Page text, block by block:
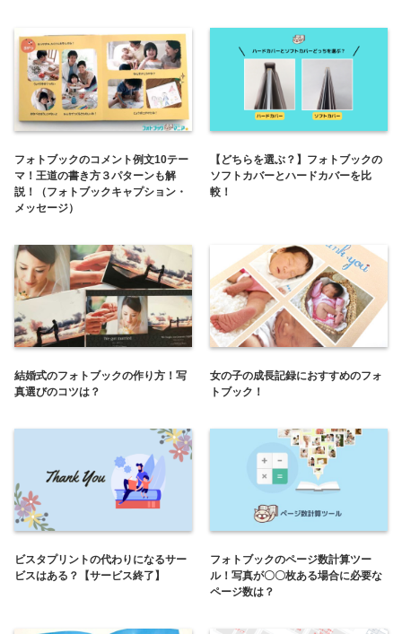
フォトブックのコメント例文10テー
マ！王道の書き方３パターンも解
説！（フォトブックキャプション・
メッセージ）
【どちらを選ぶ？】フォトブックの
ソフトカバーとハードカバーを比
較！
結婚式のフォトブックの作り方！写
真選びのコツは？
女の子の成長記録におすすめのフォ
トブック！
ビスタプリントの代わりになるサー
ビスはある？【サービス終了】
フォトブックのページ数計算ツー
ル！写真が〇〇枚ある場合に必要な
ページ数は？